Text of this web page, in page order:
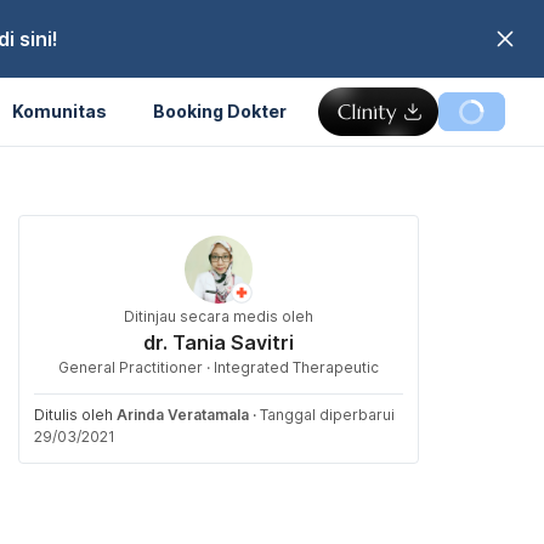
sini!
Komunitas Booking Dokter
Ditinjau secara medis oleh
dr. Tania Savitri
General Practitioner · Integrated Therapeutic
Ditulis oleh Arinda Veratamala · Tanggal diperbarui
29/03/2021